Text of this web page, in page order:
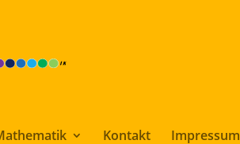
Kontakt Impressum